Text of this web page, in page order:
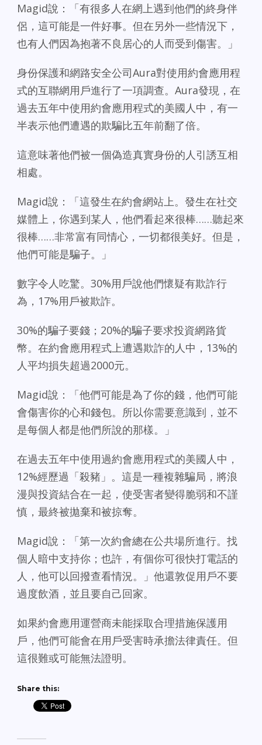
Magid說：「有很多人在網上遇到他們的終身伴
侶，這可能是一件好事。但在另外一些情況下，
也有人們因為抱著不良居心的人而受到傷害。」
身份保護和網路安全公司Aura對使用約會應用程
式的互聯網用戶進行了一項調查。Aura發現，在
過去五年中使用約會應用程式的美國人中，有一
半表示他們遭遇的欺騙比五年前翻了倍。
這意味著他們被一個偽造真實身份的人引誘互相
相處。
Magid說：「這發生在約會網站上。發生在社交
媒體上，你遇到某人，他們看起來很棒……聽起來
很棒……非常富有同情心，一切都很美好。但是，
他們可能是騙子。」
數字令人吃驚。30%用戶說他們懷疑有欺詐行
為，17%用戶被欺詐。
30%的騙子要錢；20%的騙子要求投資網路貨
幣。在約會應用程式上遭遇欺詐的人中，13%的
人平均損失超過2000元。
Magid說：「他們可能是為了你的錢，他們可能
會傷害你的心和錢包。所以你需要意識到，並不
是每個人都是他們所說的那樣。」
在過去五年中使用過約會應用程式的美國人中，
12%經歷過「殺豬」。這是一種複雜騙局，將浪
漫與投資結合在一起，使受害者變得脆弱和不謹
慎，最終被拋棄和被掠奪。
Magid說：「第一次約會總在公共場所進行。找
個人暗中支持你；也許，有個你可很快打電話的
人，他可以回撥查看情況。」他還敦促用戶不要
過度飲酒，並且要自己回家。
如果約會應用運營商未能採取合理措施保護用
戶，他們可能會在用戶受害時承擔法律責任。但
這很難或可能無法證明。
Share this: